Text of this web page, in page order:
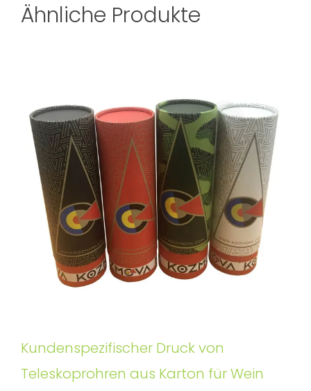
Ähnliche Produkte
Kundenspezifischer Druck von
Teleskoprohren aus Karton für Wein